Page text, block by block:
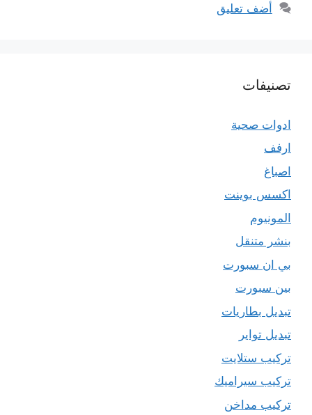
أضف تعليق
تصنيفات
ادوات صحية
ارفف
اصباغ
اكسس بوينت
المونيوم
بنشر متنقل
بي ان سبورت
بين سبورت
تبديل بطاريات
تبديل تواير
تركيب ستلايت
تركيب سيراميك
تركيب مداخن